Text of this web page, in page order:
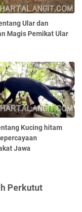
Ular dan
Magis Pemikat Ular
Kucing hitam
Jawa
Perkutut